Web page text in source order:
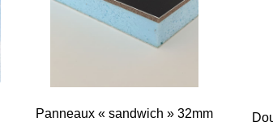
Panneaux « sandwich » 32mm